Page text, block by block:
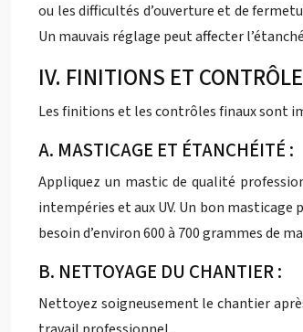
ou les difficultés d’ouverture et de
Un mauvais réglage peut affecter
IV. FINITIONS ET
Les finitions et les contrôles finaux sont
A. MASTICAGE ET ÉTANCHÉITÉ :
Appliquez un mastic de qualité
intempéries et aux UV. Un bon
besoin d’environ 600 à 700 grammes de
B. NETTOYAGE DU CHANTIER :
Nettoyez soigneusement le chantier